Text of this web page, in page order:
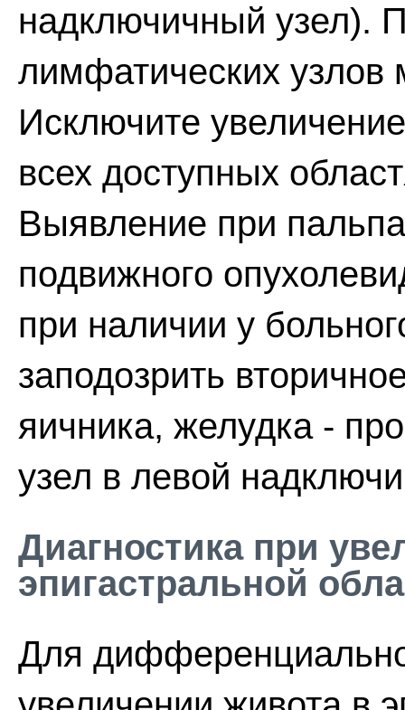
надключичный узел).
лимфатических
Исключите
всех доступных
Выявление при
подвижного
при наличии у
заподозрить
яичника, желудка -
узел в левой
Диагностика при
эпигастральной
Для